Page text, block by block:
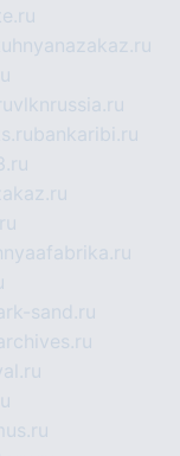
vlknrussia.ru
bankaribi.ru
sand.ru